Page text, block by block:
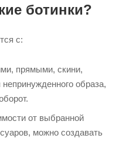
ботинки?
с:
прямыми, скини,
образа,
от выбранной
можно создавать